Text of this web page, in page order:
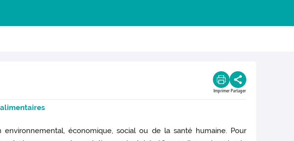
Imprimer Partager
économique, social ou de la santé humaine. Pour